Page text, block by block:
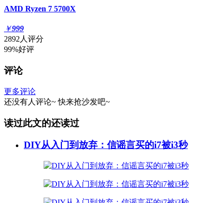
AMD Ryzen 7 5700X
￥999
2892人评分
99%好评
评论
更多评论
还没有人评论~ 快来抢沙发吧~
读过此文的还读过
DIY从入门到放弃：信谣言买的i7被i3秒